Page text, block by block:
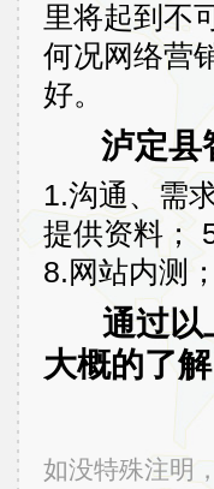
里将起到不
何况网络营
好。
泸定县
1.沟通、需
提供资料；
8.网站内测
通过以
大概的了
如没特殊注明